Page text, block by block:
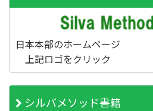
日本本部のホームページ
上記ロゴをクリック
シルバメソッド書籍